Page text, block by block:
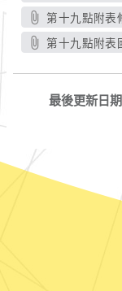
第十九點附表
第十九點附表
最後更新日期